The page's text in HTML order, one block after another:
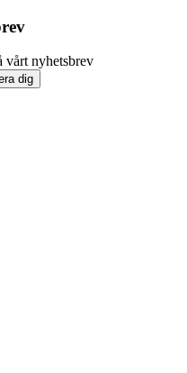
vårt nyhetsbrev
dig